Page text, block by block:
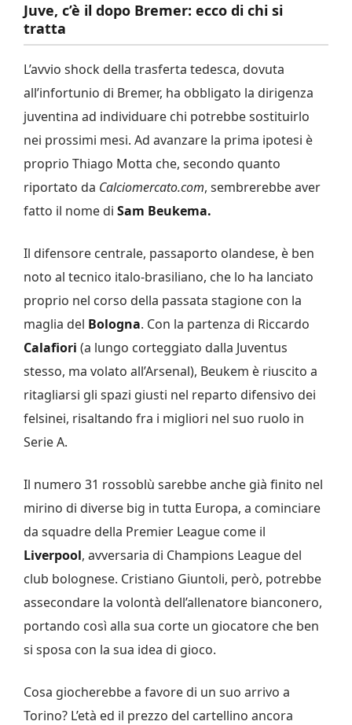
Juve, c’è il dopo Bremer: ecco di chi si
tratta
L’avvio shock della trasferta tedesca, dovuta
all’infortunio di Bremer, ha obbligato la dirigenza
juventina ad individuare chi potrebbe sostituirlo
nei prossimi mesi. Ad avanzare la prima ipotesi è
proprio Thiago Motta che, secondo quanto
riportato da Calciomercato.com, sembrerebbe aver
fatto il nome di Sam Beukema.
Il difensore centrale, passaporto olandese, è ben
noto al tecnico italo-brasiliano, che lo ha lanciato
proprio nel corso della passata stagione con la
maglia del Bologna. Con la partenza di Riccardo
Calafiori (a lungo corteggiato dalla Juventus
stesso, ma volato all’Arsenal), Beukem è riuscito a
ritagliarsi gli spazi giusti nel reparto difensivo dei
felsinei, risaltando fra i migliori nel suo ruolo in
Serie A.
Il numero 31 rossoblù sarebbe anche già finito nel
mirino di diverse big in tutta Europa, a cominciare
da squadre della Premier League come il
Liverpool, avversaria di Champions League del
club bolognese. Cristiano Giuntoli, però, potrebbe
assecondare la volontà dell’allenatore bianconero,
portando così alla sua corte un giocatore che ben
si sposa con la sua idea di gioco.
Cosa giocherebbe a favore di un suo arrivo a
Torino? L’età ed il prezzo del cartellino ancora